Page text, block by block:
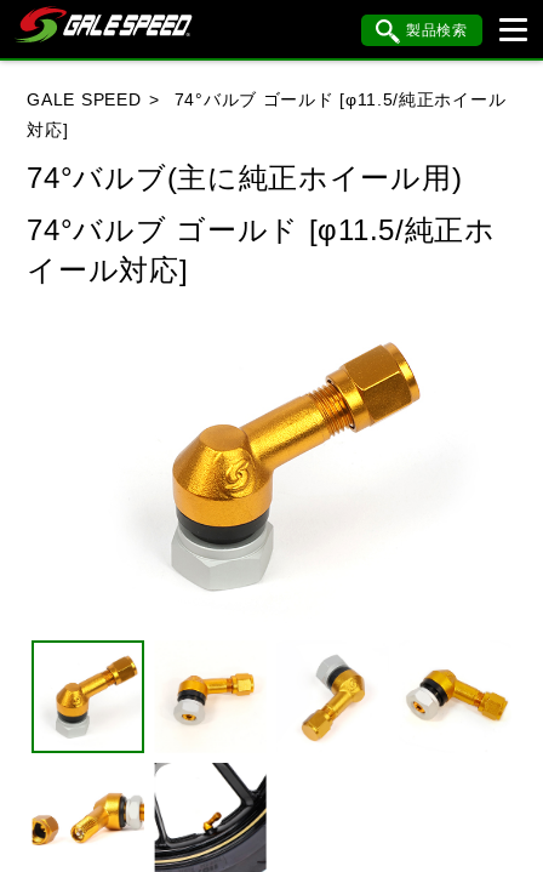
製品検索
HONDA YAMAHA SUZUKI
KAWASAKI
閉じる
GALE SPEED
74°バルブ ゴールド [φ11.5/純正ホイール
対応]
74°バルブ(主に純正ホイール用)
74°バルブ ゴールド [φ11.5/純正ホ
イール対応]